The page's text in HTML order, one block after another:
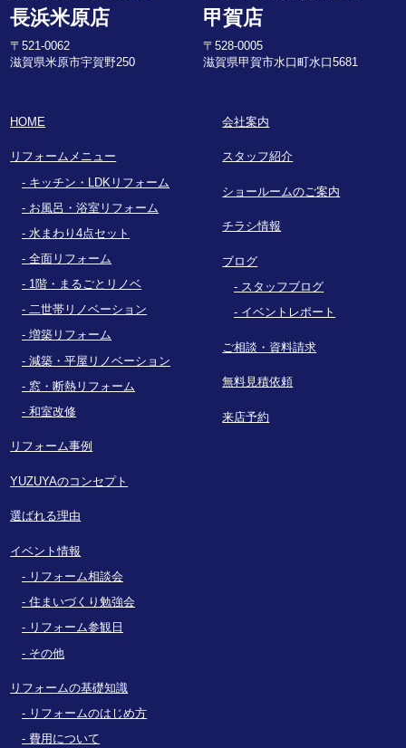
長浜米原店
〒521-0062
滋賀県米原市宇賀野250
甲賀店
〒528-0005
滋賀県甲賀市水口町水口5681
HOME
リフォームメニュー
キッチン・LDKリフォーム
お風呂・浴室リフォーム
水まわり4点セット
全面リフォーム
1階・まるごとリノベ
二世帯リノベーション
増築リフォーム
減築・平屋リノベーション
窓・断熱リフォーム
和室改修
リフォーム事例
YUZUYAのコンセプト
選ばれる理由
イベント情報
リフォーム相談会
住まいづくり勉強会
リフォーム参観日
その他
リフォームの基礎知識
リフォームのはじめ方
費用について
会社案内
スタッフ紹介
ショールームのご案内
チラシ情報
ブログ
スタッフブログ
イベントレポート
ご相談・資料請求
無料見積依頼
来店予約